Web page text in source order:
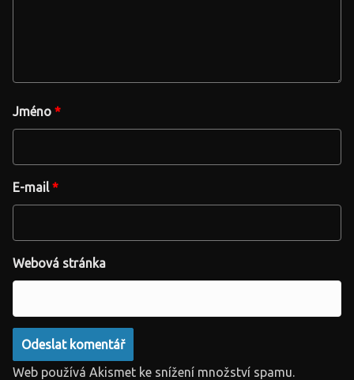
Jméno *
E-mail*
Webová stránka
Web používá Akismet ke snížení množství spamu.